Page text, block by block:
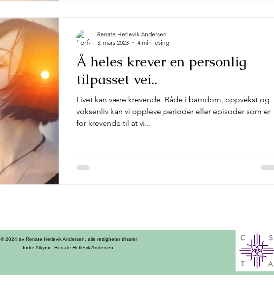
Å heles krever en personlig
tilpasset vei..
Livet kan være krevende. Både i barndom, oppvekst og
voksenliv kan vi oppleve perioder eller episoder som er
for krevende til at vi...
Renate Hetlevik Andersen
3. mars 2023
4 min lesing
© 2024 av Renate Hetlevik Andersen, alle rettigheter tilhører
Indre Alkymi - Renate Hetlevik Andersen